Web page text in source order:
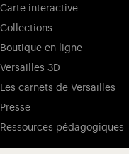
Carte interactive
Collections
Boutique en ligne
Versailles 3D
Les carnets de Versailles
Presse
Ressources pédagogiques